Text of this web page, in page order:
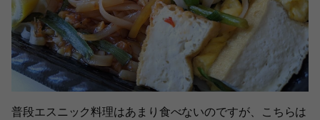
普段エスニック料理はあまり食べないのですが、こちらは